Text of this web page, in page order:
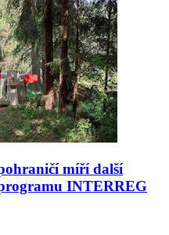
míří další
INTERREG